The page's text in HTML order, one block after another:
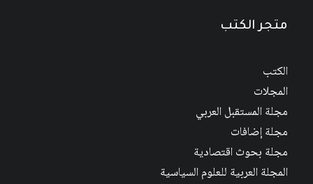
متجر الكتب
الكتب
المجلات
مجلة المستقبل العربي
مجلة إضافات
مجلة بحوث اقتصادية
المجلة العربية للعلوم السياسية